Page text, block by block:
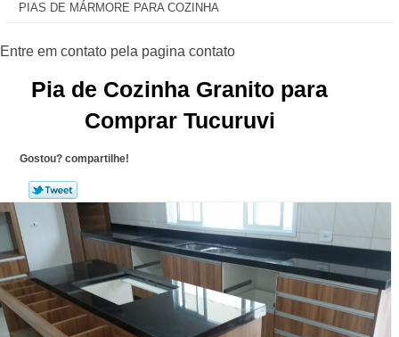
PIAS DE MÁRMORE PARA COZINHA
Pia de Cozinha Granito para
Comprar Tucuruvi
Gostou? compartilhe!